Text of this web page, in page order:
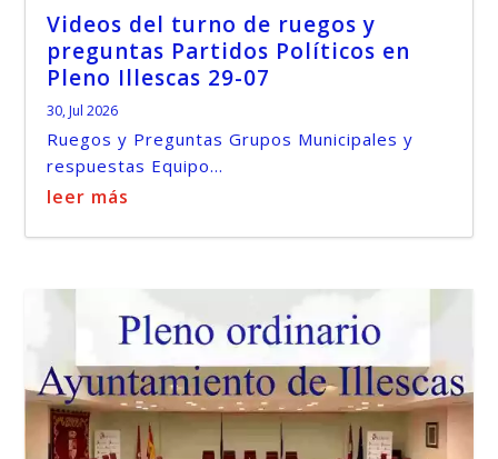
Videos del turno de ruegos y
preguntas Partidos Políticos en
Pleno Illescas 29-07
30, Jul 2026
Ruegos y Preguntas Grupos Municipales y
respuestas Equipo...
leer más